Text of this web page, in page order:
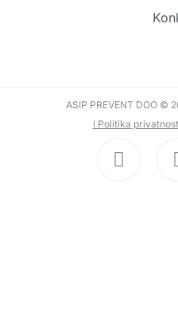
ASIP PREVENT DOO ©
I Politika